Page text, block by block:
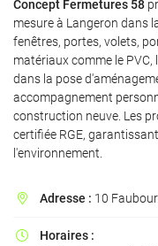
 Recopier le code ci-
 Rafraîchir le captcha
En cochant cette case, vous
l'adresse email indiqué ci-
Concept Fermetures 58
mesure à Langeron dans
fenêtres, portes, volets,
matériaux comme le PVC,
dans la pose
accompagnement
construction neuve. Les
certifiée RGE,
l'environnement.
 Adresse : 10

Horaires :